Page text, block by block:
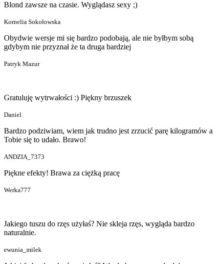
Blond zawsze na czasie. Wyglądasz sexy ;)
Kornelia Sokołowska
Obydwie wersje mi się bardzo podobają, ale nie byłbym sobą
gdybym nie przyznał że ta druga bardziej
Patryk Mazur
Gratuluję wytrwałości :) Piękny brzuszek
Daniel
Bardzo podziwiam, wiem jak trudno jest zrzucić parę kilogramów a
Tobie się to udało. Brawo!
ANDZIA_7373
Piękne efekty! Brawa za ciężką pracę
Werka777
Jakiego tuszu do rzęs użyłaś? Nie skleja rzęs, wygląda bardzo
naturalnie.
ewunia_milek